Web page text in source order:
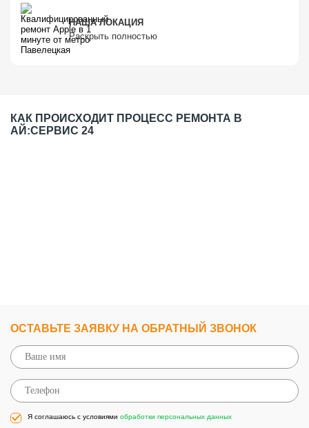
НАША ЛОКАЦИЯ
Раскрыть полностью
КАК ПРОИСХОДИТ ПРОЦЕСС РЕМОНТА В
АЙ:СЕРВИС 24
ОСТАВЬТЕ ЗАЯВКУ НА ОБРАТНЫЙ ЗВОНОК
Я соглашаюсь с условиями обработки персональных данных